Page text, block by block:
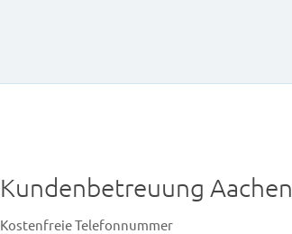
Kundenbetreuung Aachen
Kostenfreie Telefonnummer